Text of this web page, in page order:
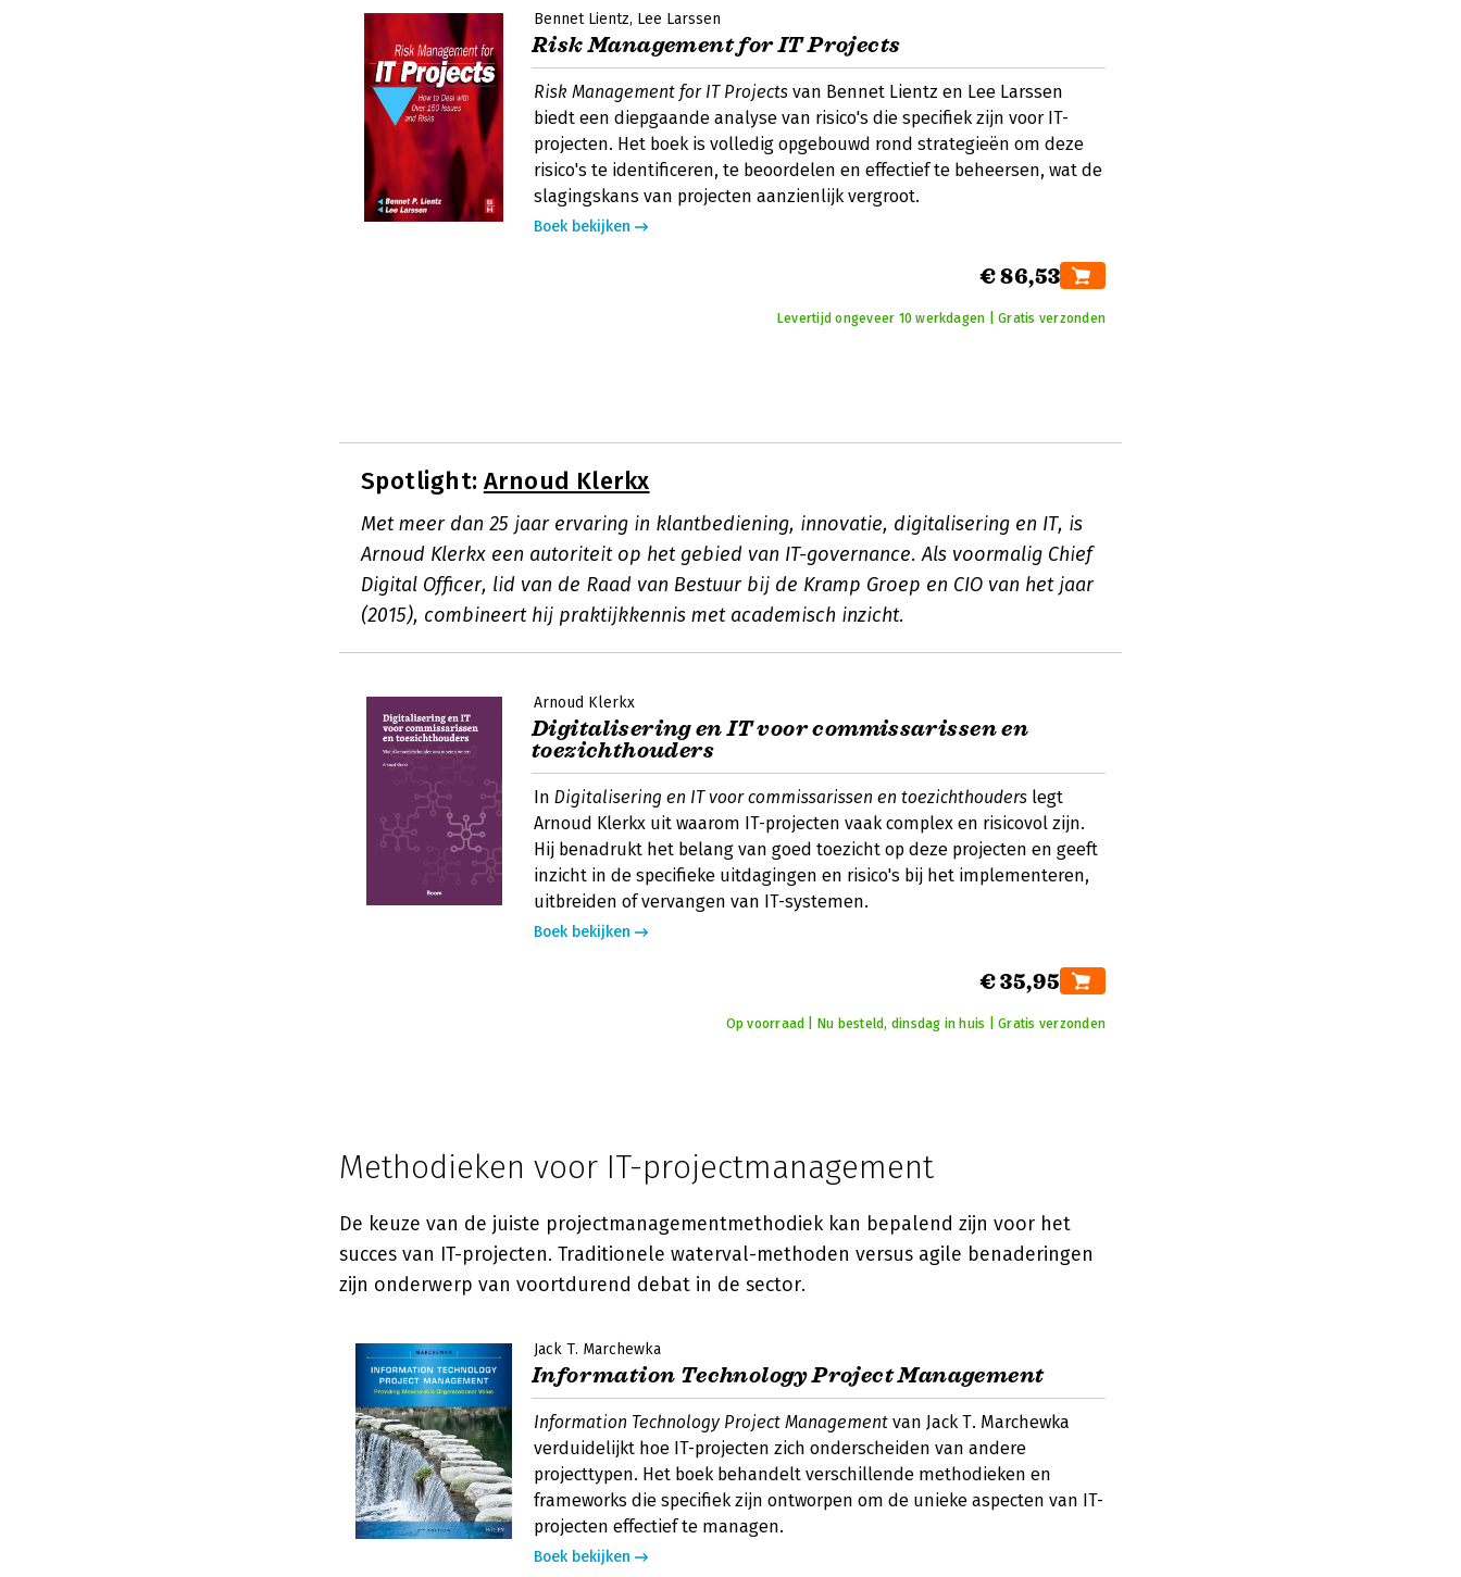
Bennet Lientz Lee Larssen
Risk Management for IT Projects
Risk Management for IT Projects van Bennet Lientz en Lee Larssen
biedt een diepgaande analyse van risico's die specifiek zijn voor IT-
projecten. Het boek is volledig opgebouwd rond strategieën om deze
risico's te identificeren, te beoordelen en effectief te beheersen, wat de
slagingskans van projecten aanzienlijk vergroot.
Boek bekijken
€ 86,53
Levertijd ongeveer 10 werkdagen | Gratis verzonden
Spotlight: Arnoud Klerkx
Met meer dan 25 jaar ervaring in klantbediening, innovatie, digitalisering en IT, is
Arnoud Klerkx een autoriteit op het gebied van IT-governance. Als voormalig Chief
Digital Officer, lid van de Raad van Bestuur bij de Kramp Groep en CIO van het jaar
(2015), combineert hij praktijkkennis met academisch inzicht.
Arnoud Klerkx
Digitalisering en IT voor commissarissen en
toezichthouders
In Digitalisering en IT voor commissarissen en toezichthouders legt
Arnoud Klerkx uit waarom IT-projecten vaak complex en risicovol zijn.
Hij benadrukt het belang van goed toezicht op deze projecten en geeft
inzicht in de specifieke uitdagingen en risico's bij het implementeren,
uitbreiden of vervangen van IT-systemen.
Boek bekijken
€ 35,95
Op voorraad | Nu besteld, dinsdag in huis | Gratis verzonden
Methodieken voor IT-projectmanagement
De keuze van de juiste projectmanagementmethodiek kan bepalend zijn voor het
succes van IT-projecten. Traditionele waterval-methoden versus agile benaderingen
zijn onderwerp van voortdurend debat in de sector.
Jack T. Marchewka
Information Technology Project Management
Information Technology Project Management van Jack T. Marchewka
verduidelijkt hoe IT-projecten zich onderscheiden van andere
projecttypen. Het boek behandelt verschillende methodieken en
frameworks die specifiek zijn ontworpen om de unieke aspecten van IT-
projecten effectief te managen.
Boek bekijken